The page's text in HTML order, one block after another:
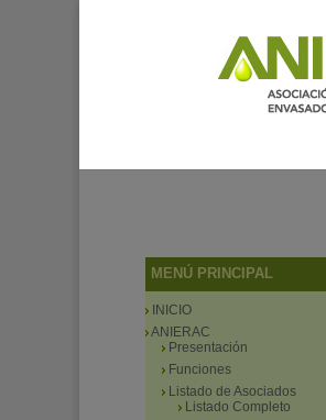
MENÚ PRINCIPAL
INICIO
ANIERAC
Presentación
Funciones
Listado de Asociados
Listado Completo